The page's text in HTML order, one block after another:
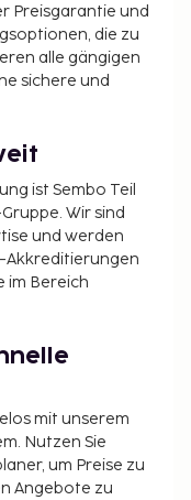
Preisgarantie und
die zu
alle gängigen
sichere und
ist Sembo Teil
Wir sind
und werden
im Bereich
mit unserem
Nutzen Sie
um Preise zu
Angebote zu